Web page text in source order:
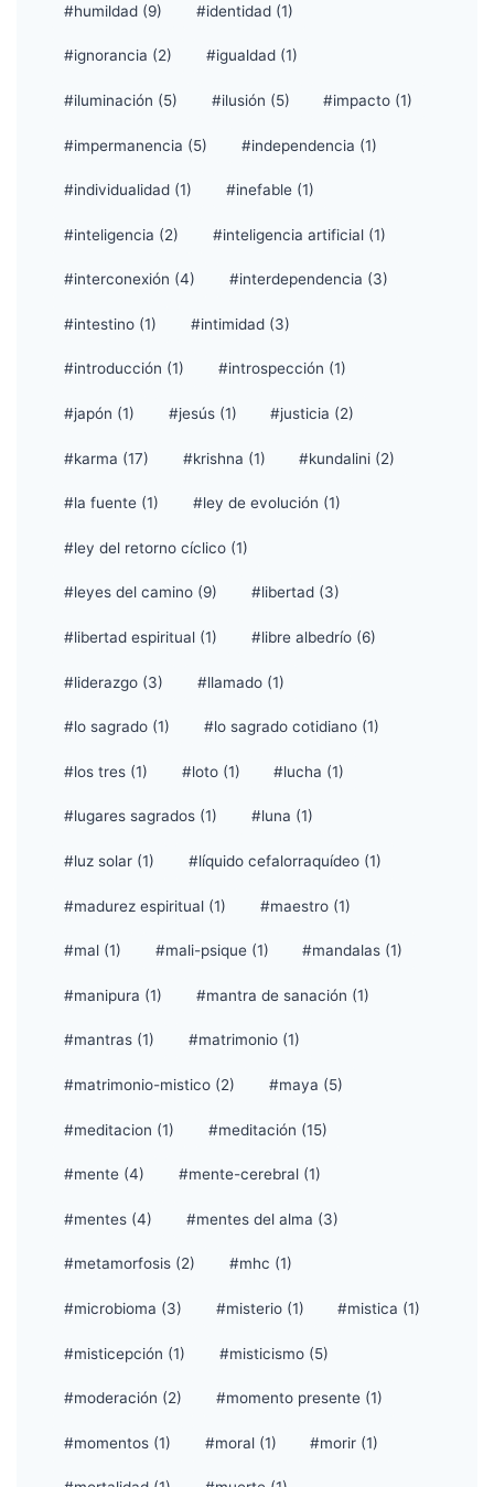
#humildad (9) #identidad (1)
#ignorancia (2) #igualdad (1)
#iluminación (5) #ilusión (5) #impacto (1)
#impermanencia (5) #independencia (1)
#individualidad (1) #inefable (1)
#inteligencia (2) #inteligencia artificial (1)
#interconexión (4) #interdependencia (3)
#intestino (1) #intimidad (3)
#introducción (1) #introspección (1)
#japón (1) #jesús (1) #justicia (2)
#karma (17) #krishna (1) #kundalini (2)
#la fuente (1) #ley de evolución (1)
#ley del retorno cíclico (1)
#leyes del camino (9) #libertad (3)
#libertad espiritual (1) #libre albedrío (6)
#liderazgo (3) #llamado (1)
#lo sagrado (1) #lo sagrado cotidiano (1)
#los tres (1) #loto (1) #lucha (1)
#lugares sagrados (1) #luna (1)
#luz solar (1) #líquido cefalorraquídeo (1)
#madurez espiritual (1) #maestro (1)
#mal (1) #mali-psique (1) #mandalas (1)
#manipura (1) #mantra de sanación (1)
#mantras (1) #matrimonio (1)
#matrimonio-mistico (2) #maya (5)
#meditacion (1) #meditación (15)
#mente (4) #mente-cerebral (1)
#mentes (4) #mentes del alma (3)
#metamorfosis (2) #mhc (1)
#microbioma (3) #misterio (1) #mistica (1)
#misticepción (1) #misticismo (5)
#moderación (2) #momento presente (1)
#momentos (1) #moral (1) #morir (1)